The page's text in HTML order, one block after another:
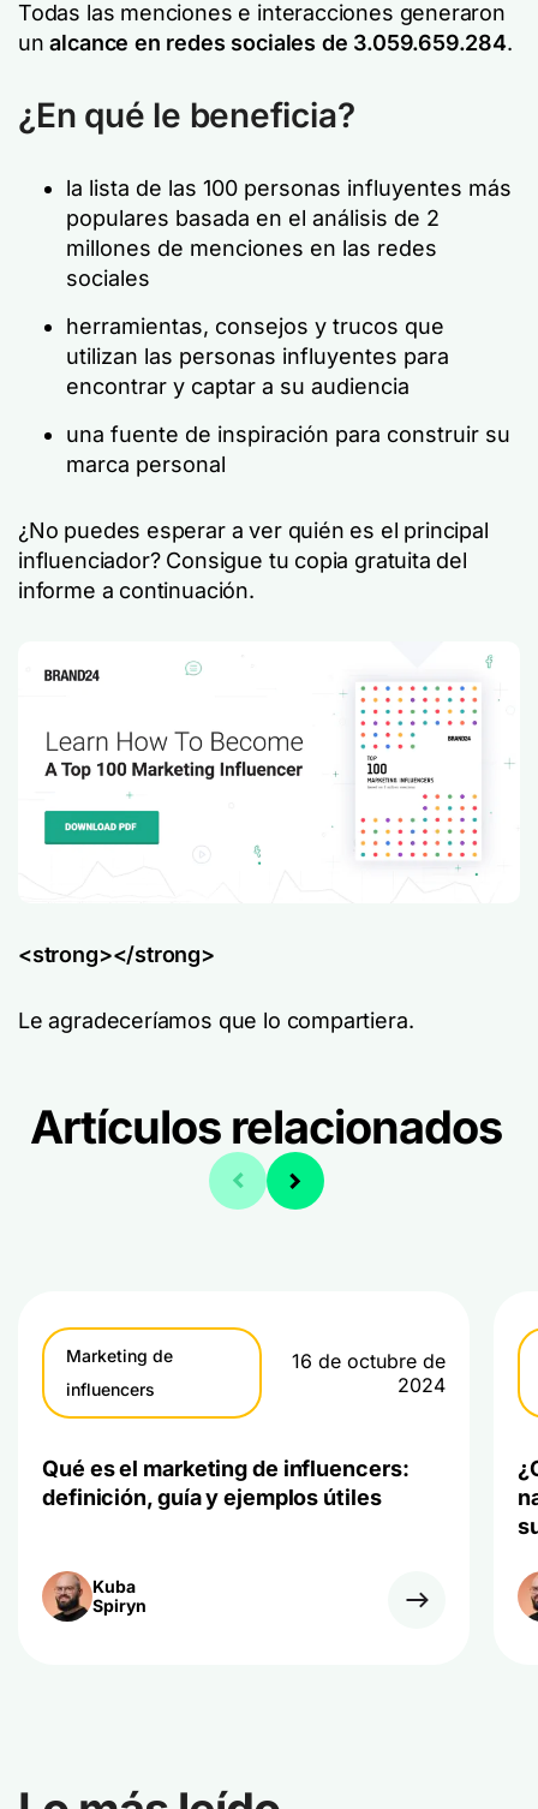
Todas las menciones e interacciones generaron
unalcance en redes sociales de 3.059.659.284.
¿En qué le beneficia?
la lista de las 100 personas influyentes más
populares basada en el análisis de 2
millones de menciones en las redes
sociales
herramientas, consejos y trucos que
utilizan las personas influyentes para
encontrar y captar a su audiencia
una fuente de inspiración para construir su
marca personal
¿No puedes esperar a ver quién es el principal
influenciador? Consigue tu copia gratuita del
informe a continuación.
<strong></strong>
Le agradeceríamos que lo compartiera.
Artículos relacionados
Marketing de
influencers
16 de octubre de
2024
Qué es el marketing de influencers:
definición, guía y ejemplos útiles
Kuba
Spiryn